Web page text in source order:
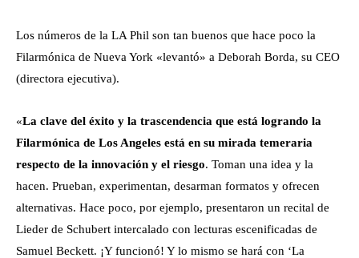
Los números de la LA Phil son tan buenos que hace poco la
Filarmónica de Nueva York «levantó» a Deborah Borda, su CEO
(directora ejecutiva).
«La clave del éxito y la trascendencia que está logrando la
Filarmónica de Los Angeles está en su mirada temeraria
respecto de la innovación y el riesgo. Toman una idea y la
hacen. Prueban, experimentan, desarman formatos y ofrecen
alternativas. Hace poco, por ejemplo, presentaron un recital de
Lieder de Schubert intercalado con lecturas escenificadas de
Samuel Beckett. ¡Y funcionó! Y lo mismo se hará con ‘La